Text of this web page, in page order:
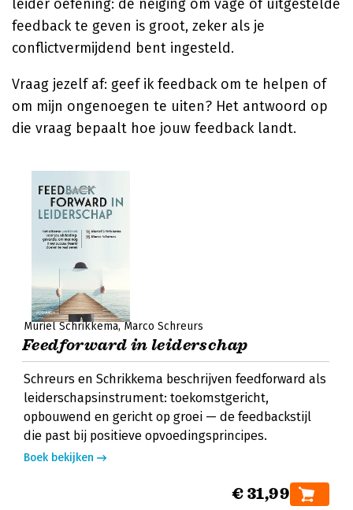
leider oefening: de neiging om vage of uitgestelde
feedback te geven is groot, zeker als je
conflictvermijdend bent ingesteld.
Vraag jezelf af: geef ik feedback om te helpen of
om mijn ongenoegen te uiten? Het antwoord op
die vraag bepaalt hoe jouw feedback landt.
Muriel Schrikkema Marco Schreurs
Feedforward in leiderschap
Schreurs en Schrikkema beschrijven feedforward als
leiderschapsinstrument: toekomstgericht,
opbouwend en gericht op groei — de feedbackstijl
die past bij positieve opvoedingsprincipes.
Boek bekijken
€ 31,99